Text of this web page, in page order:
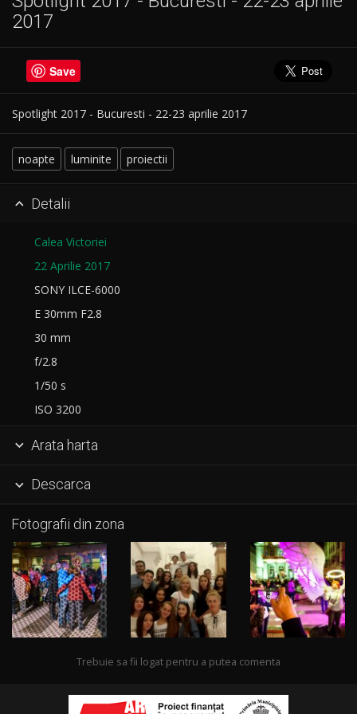
2017
Save
Spotlight 2017 - Bucuresti - 22-23 aprilie 2017
noapte luminite proiectii
 Detalii
Calea Victoriei
22 Aprilie 2017
SONY ILCE-6000
E 30mm F2.8
30 mm
f/2.8
1/50 s
ISO 3200
 Arata harta
 Descarca
Fotografii din zona
Trebuie sa fii logat pentru a putea comenta